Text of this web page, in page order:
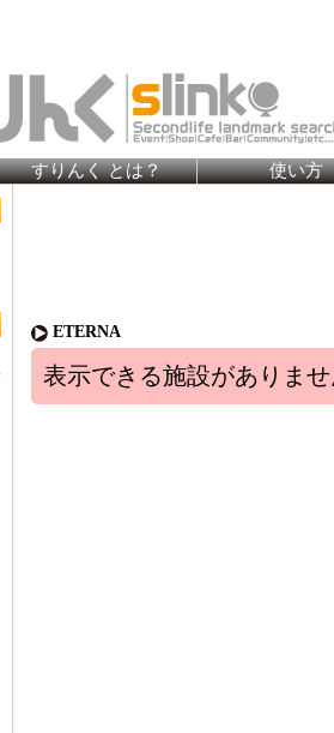
すりんく とは？ 使い方
ETERNA
表示できる施設がありま